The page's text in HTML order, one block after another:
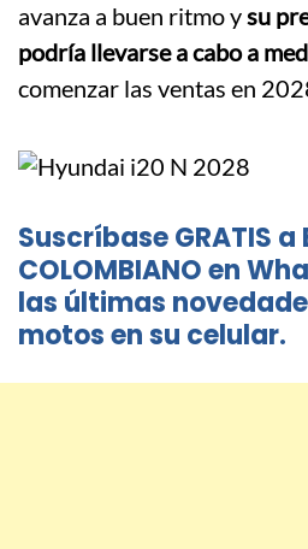
avanza a buen ritmo ysu
podría llevarse a cabo a
comenzar las ventas en
Suscríbase GRATIS a
COLOMBIANO en
las últimas
motos en su celular.